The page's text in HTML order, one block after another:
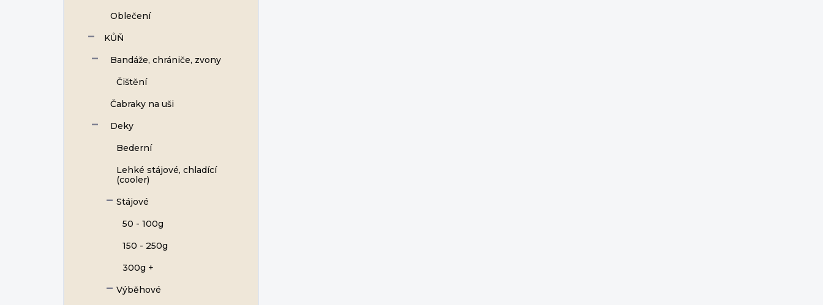
Oblečení
KŮŇ
Bandáže, chrániče, zvony
Čištění
Čabraky na uši
Deky
Bederní
Lehké stájové, chladící
(cooler)
Stájové
50 - 100g
150 - 250g
300g +
Výběhové